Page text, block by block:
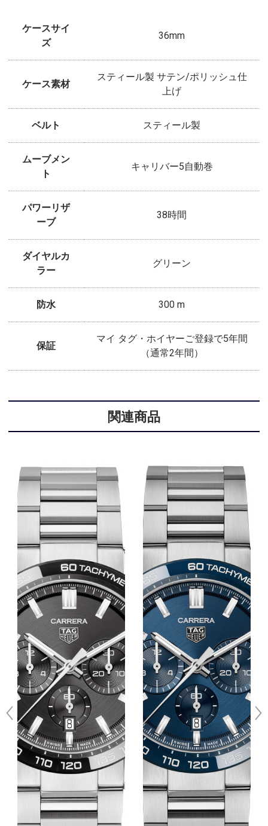
ケースサイ
ズ
36mm
ケース素材
スティール製 サテン/ポリッシュ仕
上げ
ベルト スティール製
ムーブメン
ト
キャリバー5自動巻
パワーリザ
ーブ
38時間
ダイヤルカ
ラー
グリーン
防水 300 m
保証
マイ タグ・ホイヤーご登録で5年間
（通常2年間）
関連商品